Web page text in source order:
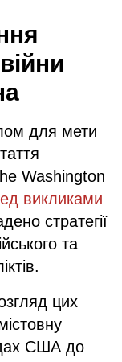
для мети
Washington
викликами
стратегії
та
цих
США до